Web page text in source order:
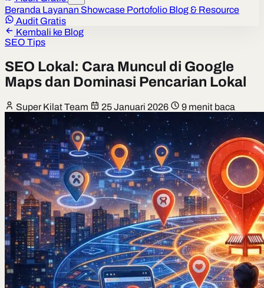
Beranda Layanan Showcase Portofolio Blog & Resource
Audit Gratis
Kembali ke Blog
SEO Tips
SEO Lokal: Cara Muncul di Google
Maps dan Dominasi Pencarian Lokal
Super Kilat Team 25 Januari 2026 9 menit baca